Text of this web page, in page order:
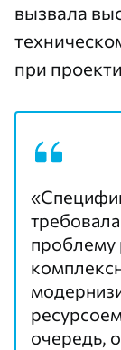
вызвала
при
проблему
очередь,